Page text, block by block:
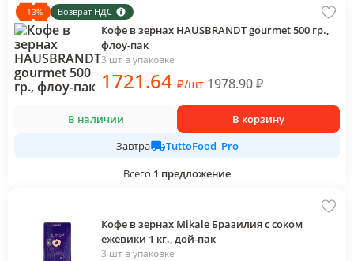
-13% Возврат НДС
Кофе в зернах HAUSBRANDT gourmet 500 гр.,
флоу-пак
3 шт в упаковке
1721.64 ₽/шт 1978.90₽
В наличии
В корзину
Завтра
TuttoFood_Pro
Всего 1 предложение
Кофе в зернах Mikale Бразилия с соком
ежевики 1 кг., дой-пак
3 шт в упаковке